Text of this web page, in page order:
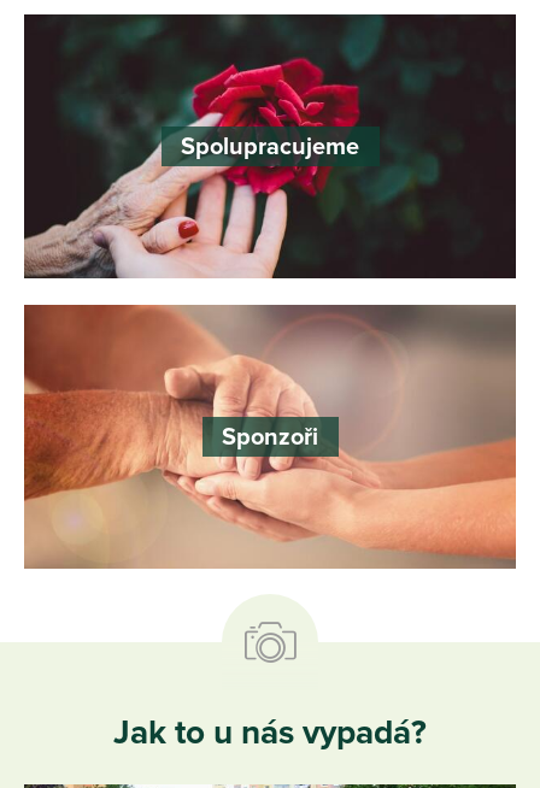
Spolupracujeme
Sponzoři
Jak to u nás vypadá?